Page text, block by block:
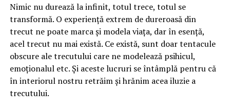
Nimic nu durează la infinit, totul trece, totul se
transformă. O experiență extrem de dureroasă din
trecut ne poate marca și modela viața, dar în esență,
acel trecut nu mai există. Ce există, sunt doar tentacule
obscure ale trecutului care ne modelează psihicul,
emoționalul etc. Și aceste lucruri se întâmplă pentru că
în interiorul nostru retrăim și hrănim acea iluzie a
trecutului.